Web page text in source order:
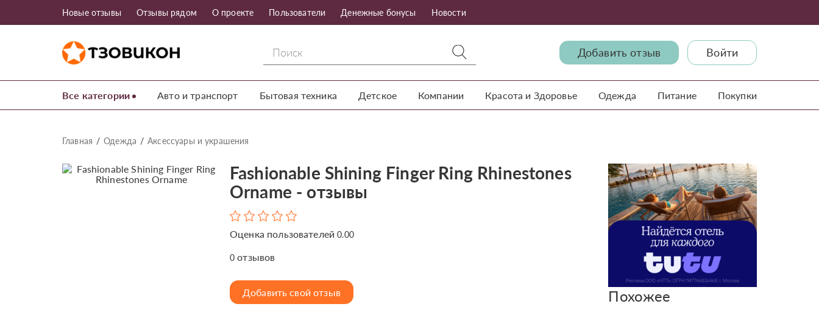
Новые отзывы Отзывы рядом О проекте Пользователи Денежные бонусы Новости
Добавить отзыв Войти
Все категории Авто и транспорт Бытовая техника Детское Компании Красота и Здоровье Одежда Питание Покупки
Главная Одежда Аксессуары и украшения
Fashionable Shining Finger Ring Rhinestones
Orname - отзывы
Оценка пользователей0.00
0 отзывов
Добавить свой отзыв Похожее